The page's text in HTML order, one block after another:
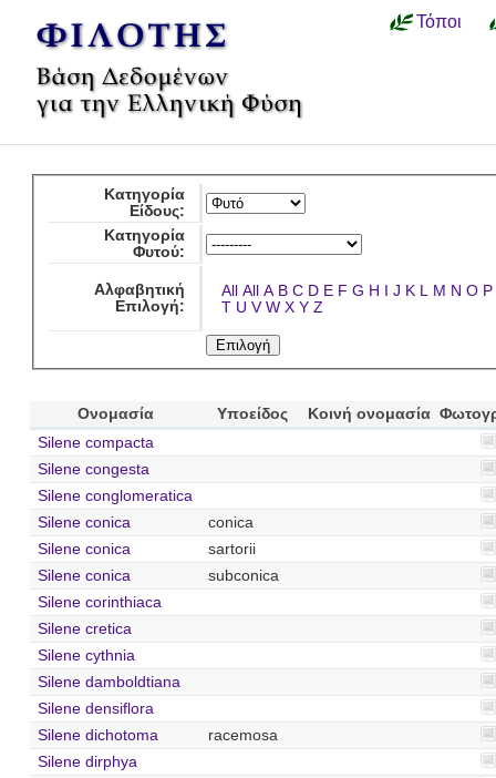
Τόποι
Κατηγορία
Είδους:
Κατηγορία
Φυτού:
Αλφαβητική
Επιλογή:
All All A B C D E F G H I J K L M N O P
T U V W X Y Z
Ονομασία Υποείδος Κοινή ονομασία
Silene compacta
Silene congesta
Silene conglomeratica
Silene conica
conica
Silene conica
sartorii
Silene conica
subconica
Silene corinthiaca
Silene cretica
Silene cythnia
Silene damboldtiana
Silene densiflora
Silene dichotoma
racemosa
Silene dirphya